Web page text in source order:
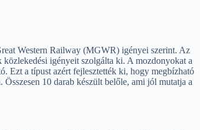
Western Railway (MGWR) igényei szerint. Az
igényeit szolgálta ki. A mozdonyokat a
Ezt a típust azért fejlesztették ki, hogy megbízható
10 darab készült belőle, ami jól mutatja a